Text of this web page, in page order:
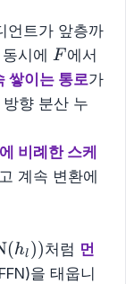
언트가 앞층까
시에 F
F 에서
쌓이는 통로가
향 분산 누
비례한 스케
계속 변환에
(hl ))처럼 먼
을 태웁니